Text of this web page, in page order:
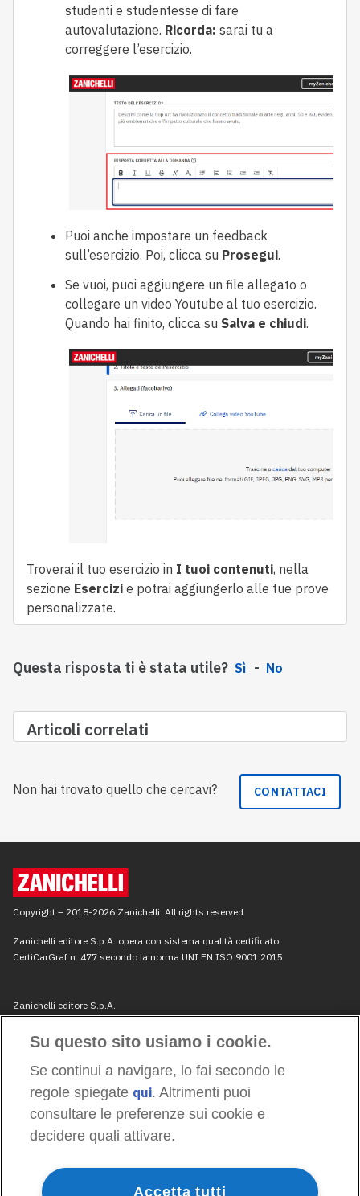
studenti e studentesse di fare
autovalutazione. Ricorda: sarai tu a
correggere l’esercizio.
Puoi anche impostare un feedback
sull’esercizio. Poi, clicca su Prosegui.
Se vuoi, puoi aggiungere un file allegato o
collegare un video Youtube al tuo esercizio.
Quando hai finito, clicca su Salva e chiudi.
Troverai il tuo esercizio in I tuoi contenuti, nella
sezione Esercizi e potrai aggiungerlo alle tue prove
personalizzate.
Questa risposta ti è stata utile? Sì No
Articoli correlati
Non hai trovato quello che cercavi? CONTATTACI
Su questo sito usiamo i cookie.
Se continui a navigare, lo fai secondo le
regole spiegate qui. Altrimenti puoi
consultare le preferenze sui cookie e
decidere quali attivare.
Accetta tutti